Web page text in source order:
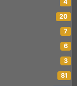
4
20
7
6
3
81